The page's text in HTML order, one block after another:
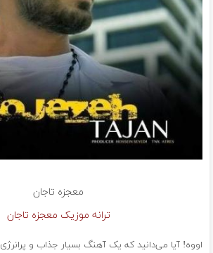
معجزه تاجان
ترانه موزیک معجزه تاجان
اووه! آیا می‌دانید که یک آهنگ بسیار جذاب و